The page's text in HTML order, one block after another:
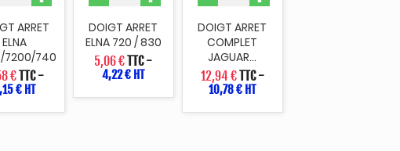
ARRET
ELNA
7200/740
€TTC-
€ HT
DOIGT ARRET
ELNA 720 / 830
5,06 €TTC-
4,22 € HT
DOIGT ARRET
COMPLET
JAGUAR...
12,94 €TTC-
10,78 € HT